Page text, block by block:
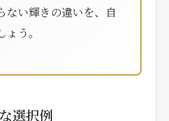
ない輝きの違いを、自
う。
選択例